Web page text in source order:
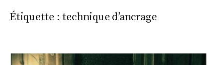
Étiquette : technique d’ancrage